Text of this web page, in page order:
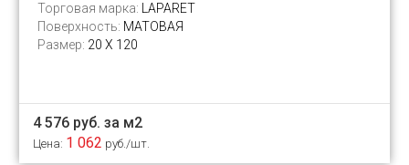
Торговая марка: LAPARET
Поверхность: МАТОВАЯ
Размер: 20 Х 120
4 576 руб. за м2
Цена: 1 062 руб./шт.